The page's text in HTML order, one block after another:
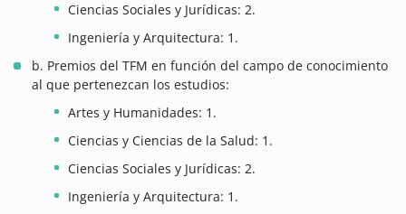
Ciencias Sociales y Jurídicas: 2.
Ingeniería y Arquitectura: 1.
b. Premios del TFM en función del campo de conocimiento
al que pertenezcan los estudios:
Artes y Humanidades: 1.
Ciencias y Ciencias de la Salud: 1.
Ciencias Sociales y Jurídicas: 2.
Ingeniería y Arquitectura: 1.